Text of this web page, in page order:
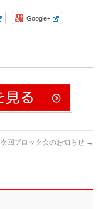
Google+
次回ブロック会のお知らせ →